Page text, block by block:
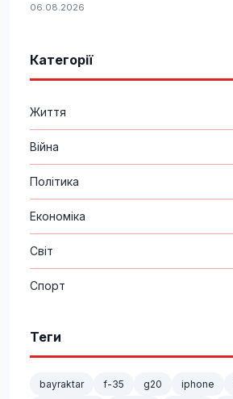
06.08.2026
Категорії
Життя
Війна
Політика
Економіка
Світ
Спорт
Теги
bayraktar f-35 g20 iphone